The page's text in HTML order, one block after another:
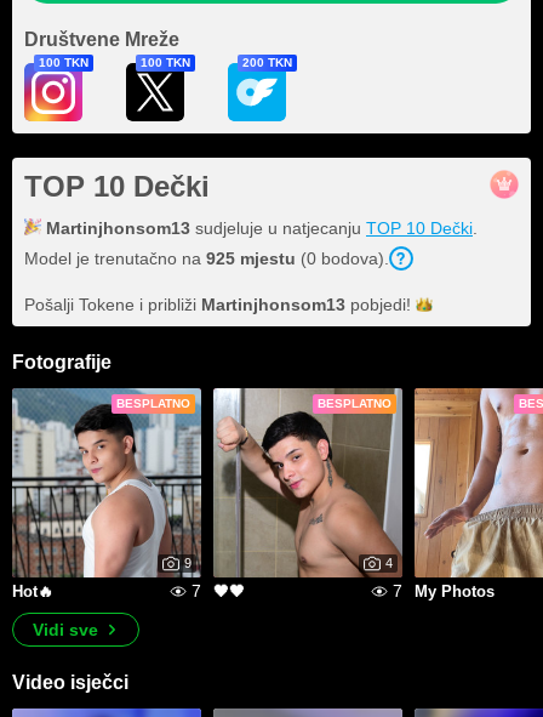
Društvene Mreže
100 TKN 100 TKN 200 TKN
TOP 10 Dečki
Martinjhonsom13 sudjeluje u natjecanju TOP 10 Dečki
Model je trenutačno na 925 mjestu (0 bodova).
Pošalji Tokene i približi Martinjhonsom13 pobjedi!
Fotografije
BESPLATNO
9
Hot🔥 7
BESPLATNO
4
🖤🖤 7 My Photos
Vidi sve
Video isječci